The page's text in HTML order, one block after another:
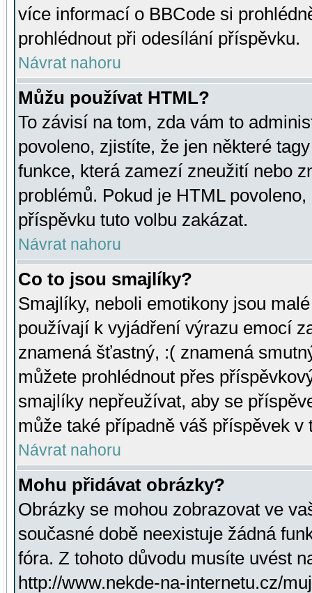
více informací o BBCode si
prohlédnout při odesílání příspěvku.
Návrat nahoru
Můžu používat HTML?
To závisí na tom, zda vám to
povoleno, zjistíte, že jen některé
funkce, která zamezí zneužití nebo
problémů. Pokud je HTML
příspěvku tuto volbu zakázat.
Návrat nahoru
Co to jsou smajlíky?
Smajlíky, neboli emotikony jsou
používají k vyjádření výrazu emocí
znamená šťastný, :( znamená
můžete prohlédnout přes
smajlíky nepřeužívat, aby se
může také případně váš příspěvek v
Návrat nahoru
Mohu přidávat obrázky?
Obrázky se mohou zobrazovat ve
současné době neexistuje žádná
fóra. Z tohoto důvodu musíte uvést
http://www.nekde-na-internetu.cz/